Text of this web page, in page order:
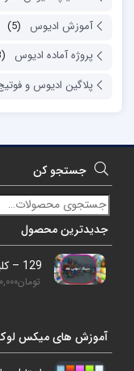
آموزش ادیوس
(5)
پروژه آماده ادیوس
(33)
پلاگین ادیوس و
جستجو کن
جدیدترین محصول
129 – کلیپ آماده ادیوس عقد
تومان
آموزش های میکس